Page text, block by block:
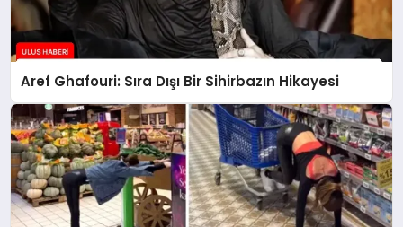
Aref Ghafouri: Sıra Dışı Bir Sihirbazın Hikayesi